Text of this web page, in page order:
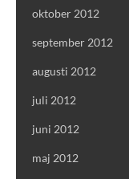
oktober 2012
september 2012
augusti 2012
juli 2012
juni 2012
maj 2012